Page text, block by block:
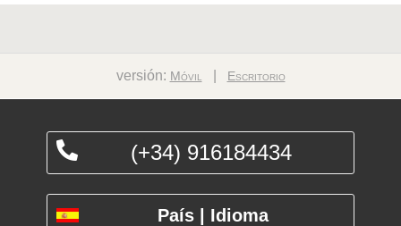
versión: Móvil Escritorio
(+34) 916184434
País | Idioma